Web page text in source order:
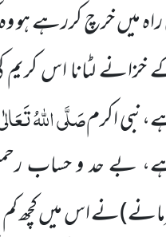
راہ میں خرچ کررہے
خزانے لٹانا اس
اکرمصَلَّی اللہُ
بے حد و حساب
اس میں کچھ کم